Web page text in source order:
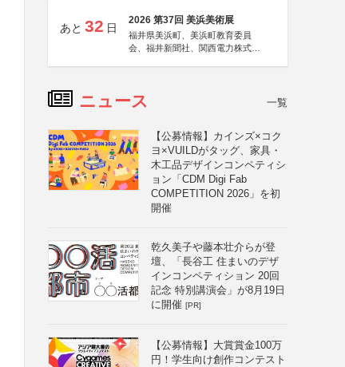
あと 32 日
2026 第37回 美浜美術展
福井県美浜町、美浜町教育委員
会、福井新聞社、関西電力株式会
ニュース 一覧
【公募情報】カインズ×コク
ヨ×VUILDがタッグ、家具・
木工品デザインコンペティシ
ョン「CDM Digi Fab
COMPETITION 2026」を初
開催
乾久美子や藤本壮介らが登
壇、「長谷工 住まいのデザ
インコンペティション 20回
記念 特別講演会」が8月19日
に開催 [PR]
【公募情報】大賞賞金100万
円！学生向け創作コンテスト